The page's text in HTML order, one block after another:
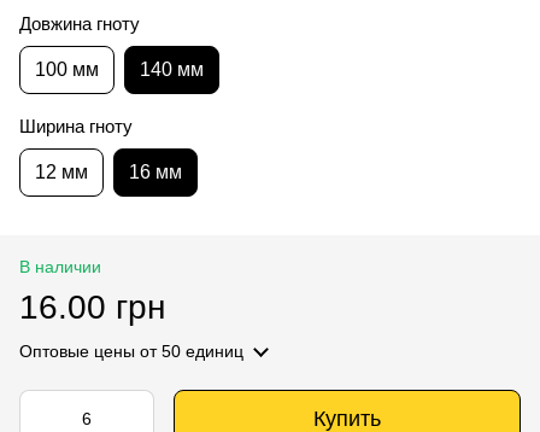
Довжина гноту
100 мм 140 мм
Ширина гноту
12 мм 16 мм
В наличии
16.00 грн
Оптовые цены от 50 единиц
Купить